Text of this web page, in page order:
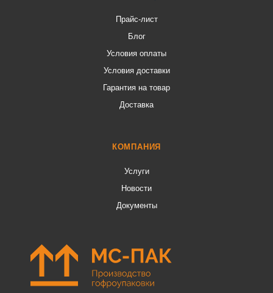
Прайс-лист
Блог
Условия оплаты
Условия доставки
Гарантия на товар
Доставка
КОМПАНИЯ
Услуги
Новости
Документы